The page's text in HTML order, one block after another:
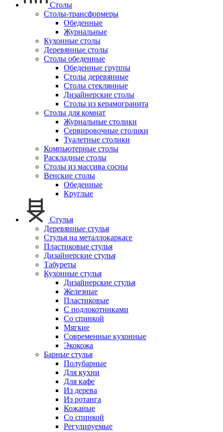
Столы
Столы-трансформеры
Обеденные
Журнальные
Кухонные столы
Деревянные столы
Столы обеденные
Обеденные группы
Столы деревянные
Столы стеклянные
Дизайнерские столы
Столы из керамогранита
Столы для комнат
Журнальные столики
Сервировочные столики
Туалетные столики
Компьютерные столы
Раскладные столы
Столы из массива сосны
Венские столы
Обеденные
Круглые
Стулья
Деревянные стулья
Стулья на металлокаркасе
Пластиковые стулья
Дизайнерские стулья
Табуреты
Кухонные стулья
Дизайнерские стулья
Железные
Пластиковые
С подлокотниками
Со спинкой
Мягкие
Современные кухонные
Экокожа
Барные стулья
Полубарные
Для кухни
Для кафе
Из дерева
Из ротанга
Кожаные
Со спинкой
Регулируемые